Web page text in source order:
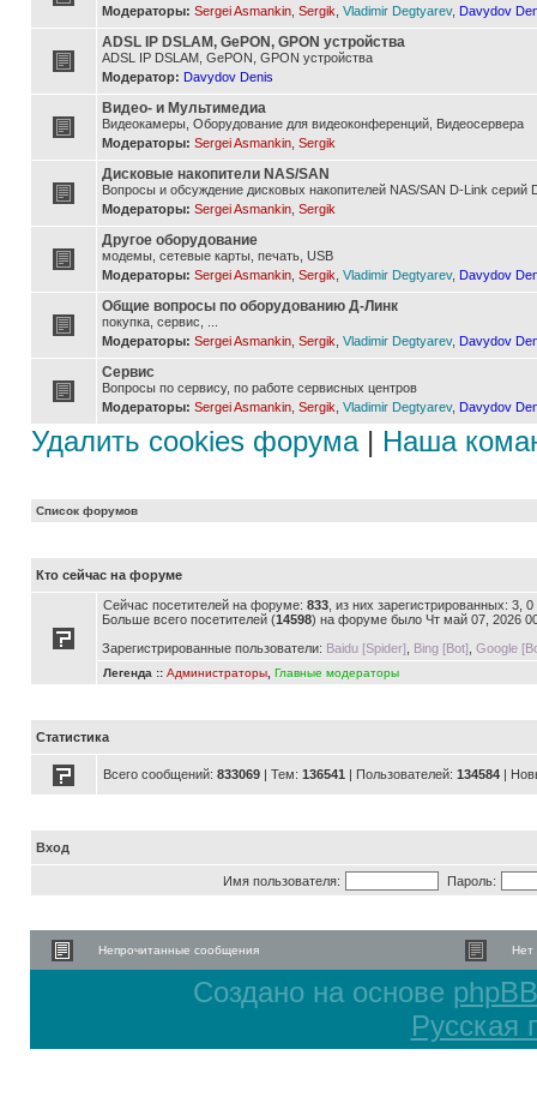
Модераторы: Sergei Asmankin Sergik Vladimir Degtyarev, Davydov
ADSL IP DSLAM, GePON, GPON устройства
ADSL IP DSLAM, GePON, GPON устройства
Модератор: Davydov Denis
Видео- и Мультимедиа
Видеокамеры, Оборудование для видеоконференций, Видеосервера
Модераторы: Sergei Asmankin Sergik
Дисковые накопители NAS/SAN
Вопросы и обсуждение дисковых накопителей NAS/SAN D-Link серий
Модераторы: Sergei Asmankin Sergik
Другое оборудование
модемы, сетевые карты, печать, USB
Модераторы: Sergei Asmankin Sergik Vladimir Degtyarev, Davydov
Общие вопросы по оборудованию Д-Линк
покупка, сервис, ...
Модераторы: Sergei Asmankin Sergik Vladimir Degtyarev, Davydov
Сервис
Вопросы по сервису, по работе сервисных центров
Модераторы: Sergei Asmankin Sergik Vladimir Degtyarev, Davydov
Удалить cookies форума| Наша
Список форумов
Кто сейчас на форуме
Сейчас посетителей на форуме: 833 , из них зарегистрированных: 3,
Больше всего посетителей (14598) на форуме было Чт май 07, 2026
Зарегистрированные пользователи: Baidu [Spider] Bing [Bot] Google
Легенда :: Администраторы Главные модераторы
Статистика
Всего сообщений: 833069 | Тем: 136541 | Пользователей: 134584 |
Вход
Имя пользователя: Пароль:
Непрочитанные сообщения Нет
Создано на основе phpBB
Русская